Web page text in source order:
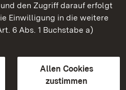
den Zugriff darauf erfolgt
Einwilligung in die weitere
6 Abs. 1 Buchstabe a)
Allen Cookies
zustimmen
Baden-Württemberg